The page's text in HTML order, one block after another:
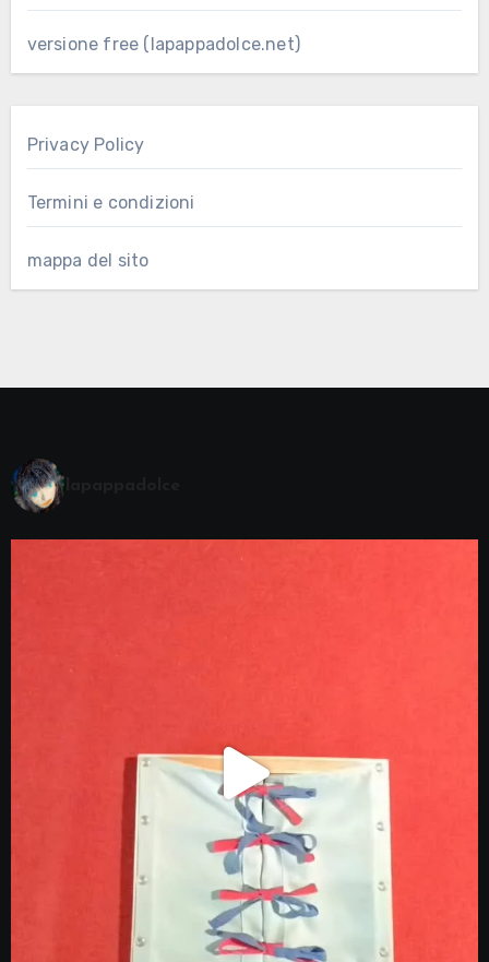
versione free (lapappadolce.net)
Privacy Policy
Termini e condizioni
mappa del sito